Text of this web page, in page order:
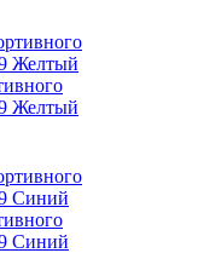
Желтый
Синий